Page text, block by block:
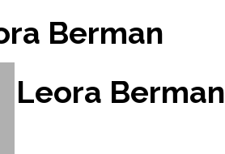
Leora Berman